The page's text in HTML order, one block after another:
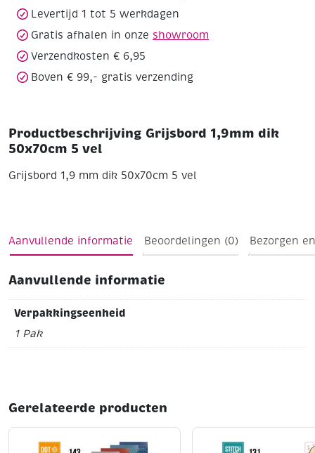
Levertijd 1 tot 5 werkdagen
Gratis afhalen in onze showroom
Verzendkosten € 6,95
Boven € 99,- gratis verzending
Productbeschrijving Grijsbord 1,9mm dik
50x70cm 5 vel
Grijsbord 1,9 mm dik 50x70cm 5 vel
Aanvullende informatie Beoordelingen (0) Bezorgen
Aanvullende informatie
Verpakkingseenheid
1 Pak
Gerelateerde producten